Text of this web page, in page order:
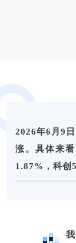
2026年6月9
涨。具体来
1.87%，科创